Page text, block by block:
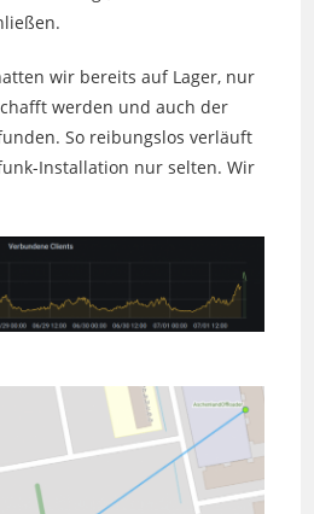
wir bereits auf Lager, nur
werden und auch der
So reibungslos verläuft
Installation nur selten. Wir